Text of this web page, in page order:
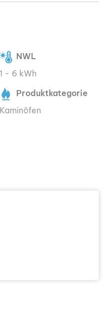
NWL
1 - 6 kWh
Produktkategorie
Kaminöfen